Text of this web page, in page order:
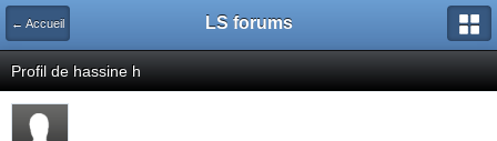
← Accueil LS forums
Profil de hassine h